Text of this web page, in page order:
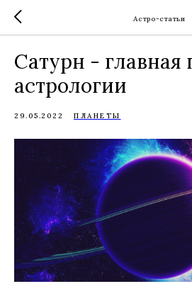
Астро-статьи
Сатурн - главная
астрологии
29.05.2022 ПЛАНЕТЫ